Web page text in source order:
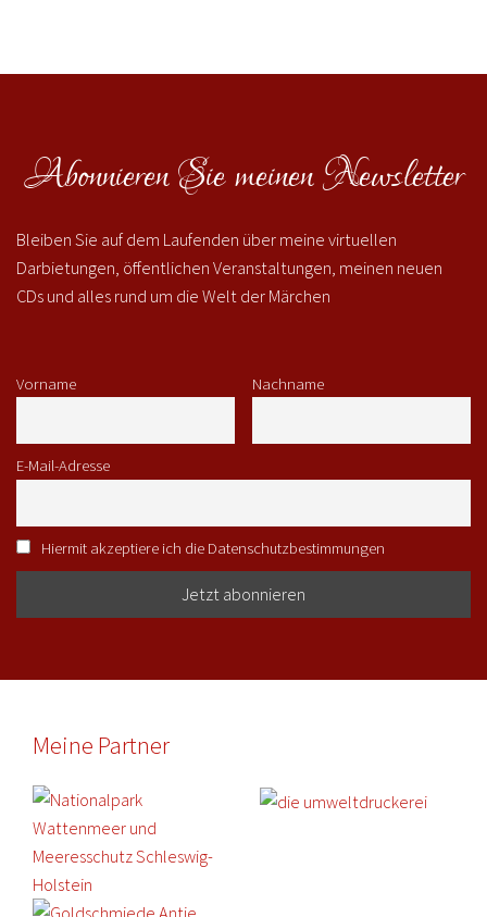
Abonnieren Sie meinen Newsletter
Bleiben Sie auf dem Laufenden über meine virtuellen
Darbietungen, öffentlichen Veranstaltungen, meinen neuen
CDs und alles rund um die Welt der Märchen
Vorname Nachname
E-Mail-Adresse
Hiermit akzeptiere ich die Datenschutzbestimmungen
Meine Partner